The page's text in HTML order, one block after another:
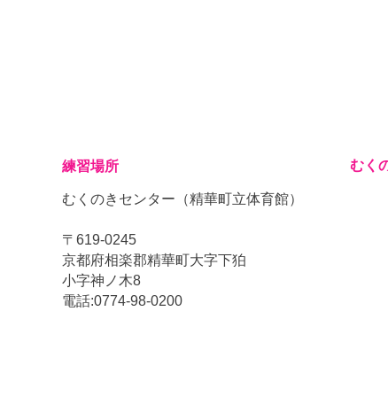
練習場所
むくのきセンター（精華町立体育館）
〒619-0245
京都府相楽郡精華町大字下狛
小字神ノ木8
電話:0774-98-0200
むく